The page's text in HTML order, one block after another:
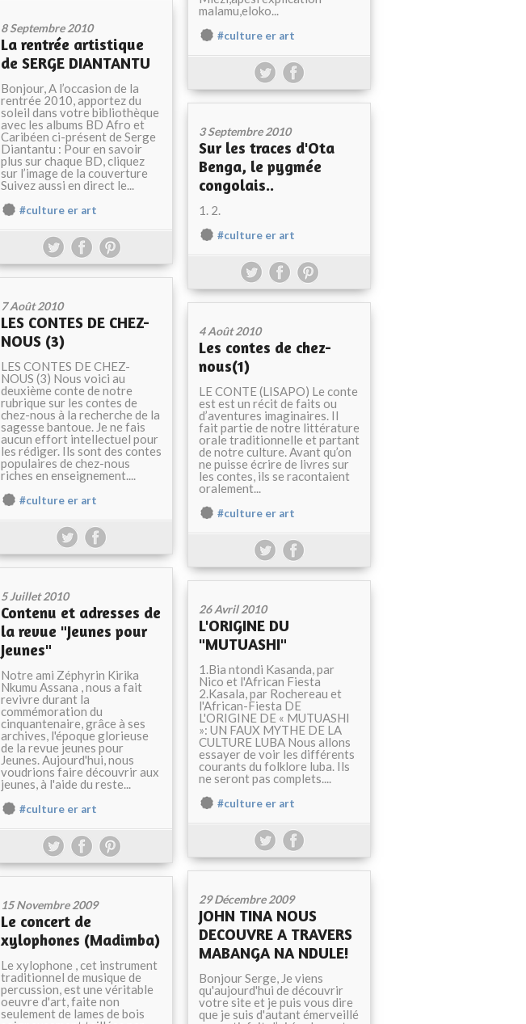
malamu,eloko...
#culture er art
8 Septembre 2010
La rentrée artistique
de SERGE DIANTANTU
Bonjour, A l’occasion de la
rentrée 2010, apportez du
soleil dans votre bibliothèque
avec les albums BD Afro et
Caribéen ci-présent de Serge
Diantantu : Pour en savoir
plus sur chaque BD, cliquez
sur l’image de la couverture
Suivez aussi en direct le...
#culture er art
3 Septembre 2010
Sur les traces d'Ota
Benga, le pygmée
congolais..
1. 2.
#culture er art
7 Août 2010
LES CONTES DE CHEZ-
NOUS (3)
LES CONTES DE CHEZ-
NOUS (3) Nous voici au
deuxième conte de notre
rubrique sur les contes de
chez-nous à la recherche de la
sagesse bantoue. Je ne fais
aucun effort intellectuel pour
les rédiger. Ils sont des contes
populaires de chez-nous
riches en enseignement....
#culture er art
4 Août 2010
Les contes de chez-
nous(1)
LE CONTE (LISAPO) Le conte
est est un récit de faits ou
d’aventures imaginaires. Il
fait partie de notre littérature
orale traditionnelle et partant
de notre culture. Avant qu’on
ne puisse écrire de livres sur
les contes, ils se racontaient
oralement...
#culture er art
5 Juillet 2010
Contenu et adresses de
la revue "Jeunes pour
Jeunes"
Notre ami Zéphyrin Kirika
Nkumu Assana , nous a fait
revivre durant la
commémoration du
cinquantenaire, grâce à ses
archives, l'époque glorieuse
de la revue jeunes pour
Jeunes. Aujourd'hui, nous
voudrions faire découvrir aux
jeunes, à l'aide du reste...
#culture er art
26 Avril 2010
L'ORIGINE DU
"MUTUASHI"
1.Bia ntondi Kasanda, par
Nico et l'African Fiesta
2.Kasala, par Rochereau et
l'African-Fiesta DE
L'ORIGINE DE « MUTUASHI
»: UN FAUX MYTHE DE LA
CULTURE LUBA Nous allons
essayer de voir les différents
courants du folklore luba. Ils
ne seront pas complets....
#culture er art
29 Décembre 2009
JOHN TINA NOUS
DECOUVRE A TRAVERS
MABANGA NA NDULE!
Bonjour Serge, Je viens
qu'aujourd'hui de découvrir
votre site et je puis vous dire
que je suis d'autant émerveillé
15 Novembre 2009
Le concert de
xylophones (Madimba)
Le xylophone , cet instrument
traditionnel de musique de
percussion, est une véritable
oeuvre d'art, faite non
seulement de lames de bois